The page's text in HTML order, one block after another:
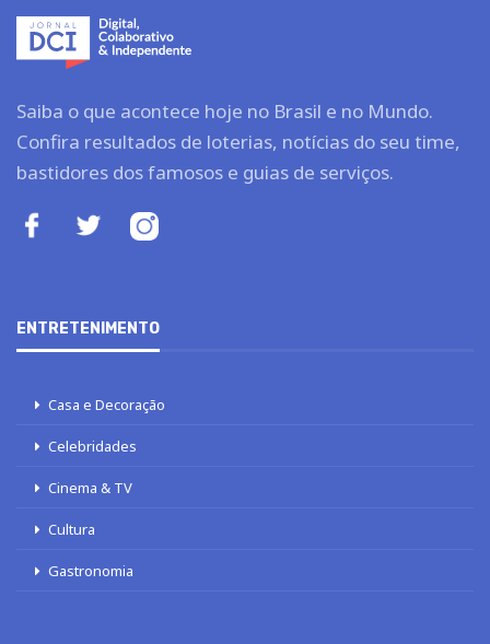
Saiba o que acontece hoje no Brasil e no Mundo.
Confira resultados de loterias, notícias do seu time,
bastidores dos famosos e guias de serviços.
ENTRETENIMENTO
Casa e Decoração
Celebridades
Cinema & TV
Cultura
Gastronomia